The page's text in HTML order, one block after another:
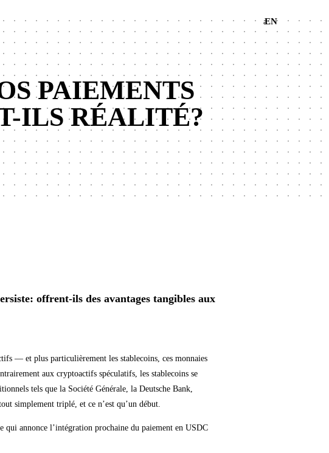
aEN
PAIEMENTS
ILS RÉALITÉ?
offrent-ils des avantages tangibles aux
— et plus particulièrement les stablecoins, ces monnaies
aux cryptoactifs spéculatifs, les stablecoins se
tels que la Société Générale, la Deutsche Bank,
simplement triplé, et ce n’est qu’un début.
qui annonce l’intégration prochaine du paiement en USDC